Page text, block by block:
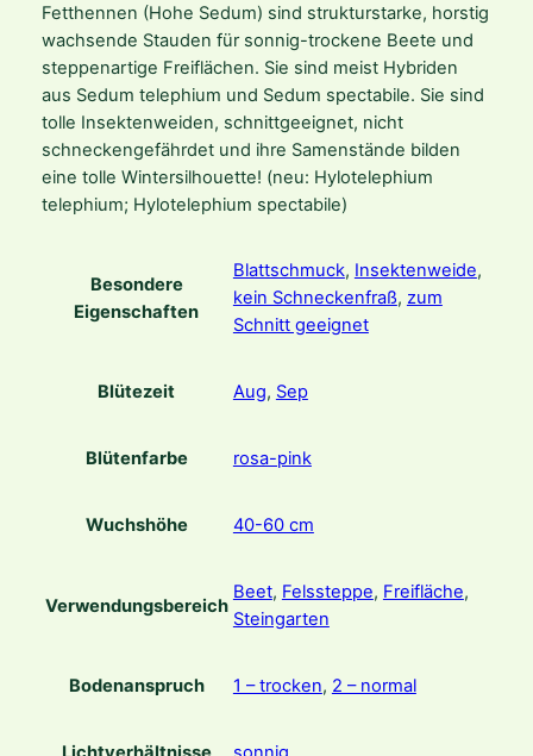
y
b
r
.
'
M
a
t
Fetthennen (Hohe Sedum) sind strukturstarke, horstig
wachsende Stauden für sonnig-trockene Beete und
steppenartige Freiflächen. Sie sind meist Hybriden
aus Sedum telephium und Sedum spectabile. Sie sind
tolle Insektenweiden, schnittgeeignet, nicht
schneckengefährdet und ihre Samenstände bilden
eine tolle Wintersilhouette! (neu: Hylotelephium
telephium; Hylotelephium spectabile)
Besondere
Eigenschaften
Blattschmuck, Insektenweide,
kein Schneckenfraß, zum
Schnitt geeignet
Blütezeit Aug, Sep
Blütenfarbe rosa-pink
Wuchshöhe 40-60 cm
Verwendungsbereich
Beet, Felssteppe, Freifläche,
Steingarten
Bodenanspruch 1 – trocken, 2 – normal